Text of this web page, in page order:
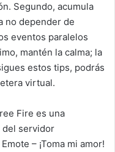
Segundo, acumula
no depender de
eventos paralelos
mantén la calma; la
estos tips, podrás
virtual.
Fire es una
del servidor
– ¡Toma mi amor!